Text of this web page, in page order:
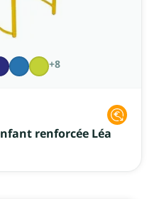
+8
renforcée Léa